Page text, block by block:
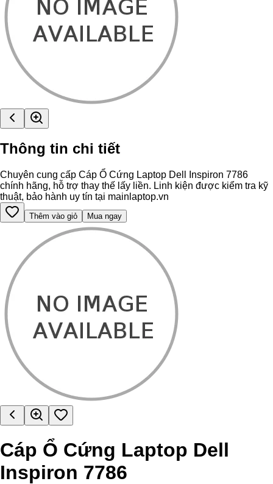
Thông tin chi tiết
Chuyên cung cấp Cáp Ổ Cứng Laptop Dell Inspiron 7786
chính hãng, hỗ trợ thay thế lấy liền. Linh kiện được kiểm tra kỹ
thuật, bảo hành uy tín tại mainlaptop.vn
Thêm vào giỏ Mua ngay
Cáp Ổ Cứng Laptop Dell
Inspiron 7786